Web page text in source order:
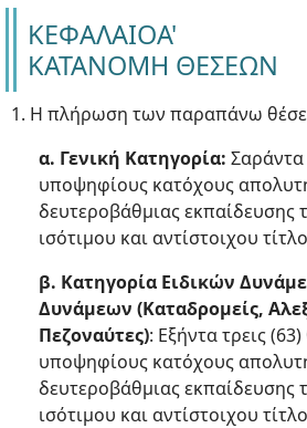
ΚΕΦΑΛΑΙΟΑ'
ΚΑΤΑΝΟΜΗ ΘΕΣΕΩΝ
1. Η πλήρωση των παραπάνω
α. Γενική Κατηγορία: Σαράντα
υποψηφίους κατόχους
δευτεροβάθμιας εκπαίδευσης
ισότιμου και αντίστοιχου
β. Κατηγορία Ειδικών
Δυνάμεων (Καταδρομείς,
Πεζοναύτες): Εξήντα τρεις
υποψηφίους κατόχους
δευτεροβάθμιας εκπαίδευσης
ισότιμου και αντίστοιχου